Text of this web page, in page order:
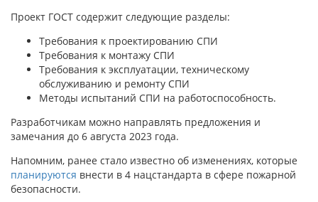
Проект ГОСТ содержит следующие разделы:
Требования к проектированию СПИ
Требования к монтажу СПИ
Требования к эксплуатации, техническому
обслуживанию и ремонту СПИ
Методы испытаний СПИ на работоспособность.
Разработчикам можно направлять предложения и
замечания до 6 августа 2023 года.
Напомним, ранее стало известно об изменениях, которые
планируются внести в 4 нацстандарта в сфере пожарной
безопасности.